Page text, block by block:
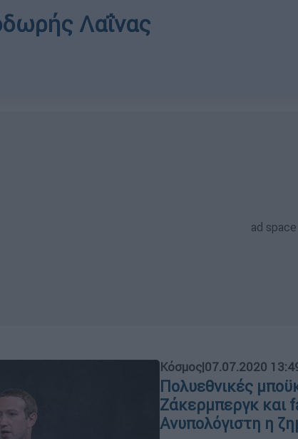
Λαΐνας
Κόσμος|07.07.2020
Πολυεθνικές
Ζάκερμπεργκ και
Ανυπολόγιστη η